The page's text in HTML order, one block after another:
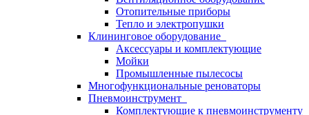
Отопительные приборы
Тепло и электропушки
Клининговое оборудование
Аксессуары и комплектующие
Мойки
Промышленные пылесосы
Многофункциональные реноваторы
Пневмоинструмент
Комплектующие к пневмоинструменту